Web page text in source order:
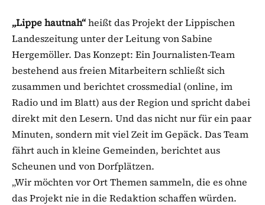
„Lippe hautnah“heißt das Projekt der Lippischen
Landeszeitung unter der Leitung von Sabine
Hergemöller. Das Konzept: Ein Journalisten-Team
bestehend aus freien Mitarbeitern schließt sich
zusammen und berichtet crossmedial (online, im
Radio und im Blatt) aus der Region und spricht dabei
direkt mit den Lesern. Und das nicht nur für ein paar
Minuten, sondern mit viel Zeit im Gepäck. Das Team
fährt auch in kleine Gemeinden, berichtet aus
Scheunen und von Dorfplätzen.
„Wir möchten vor Ort Themen sammeln, die es ohne
das Projekt nie in die Redaktion schaffen würden.